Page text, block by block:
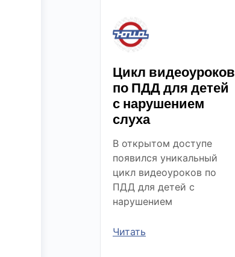
Цикл видеоуроков
по ПДД для детей
с нарушением
слуха
В открытом доступе
появился уникальный
цикл видеоуроков по
ПДД для детей с
нарушением
Читать